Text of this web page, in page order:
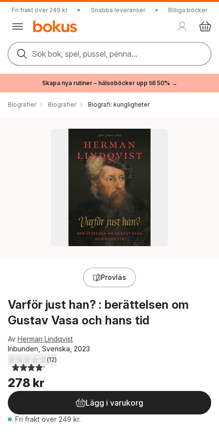
Fri frakt över 249 kr • Snabba leveranser • Billiga böcker
Sök bok, spel, pussel, penna...
Skapa nya rutiner – hälsoböcker upp till 50% →
Biografier Biografier Biografi: kungligheter
Provläs
Varför just han? : berättelsen om
Gustav Vasa och hans tid
Av Herman Lindqvist
Inbunden, Svenska, 2023
4,2utav 5 stjärnor. Totalt antal röster:
(12)
278 kr
Lägg i varukorg
. Fri frakt över 249 kr.